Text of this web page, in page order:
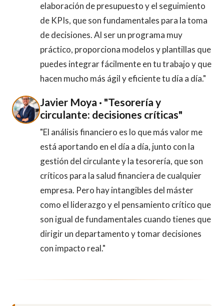
elaboración de presupuesto y el seguimiento
de KPIs, que son fundamentales para la toma
de decisiones. Al ser un programa muy
práctico, proporciona modelos y plantillas que
puedes integrar fácilmente en tu trabajo y que
hacen mucho más ágil y eficiente tu día a día."
Javier Moya · "Tesorería y
circulante: decisiones críticas"
"El análisis financiero es lo que más valor me
está aportando en el día a día, junto con la
gestión del circulante y la tesorería, que son
críticos para la salud financiera de cualquier
empresa. Pero hay intangibles del máster
como el liderazgo y el pensamiento crítico que
son igual de fundamentales cuando tienes que
dirigir un departamento y tomar decisiones
con impacto real."